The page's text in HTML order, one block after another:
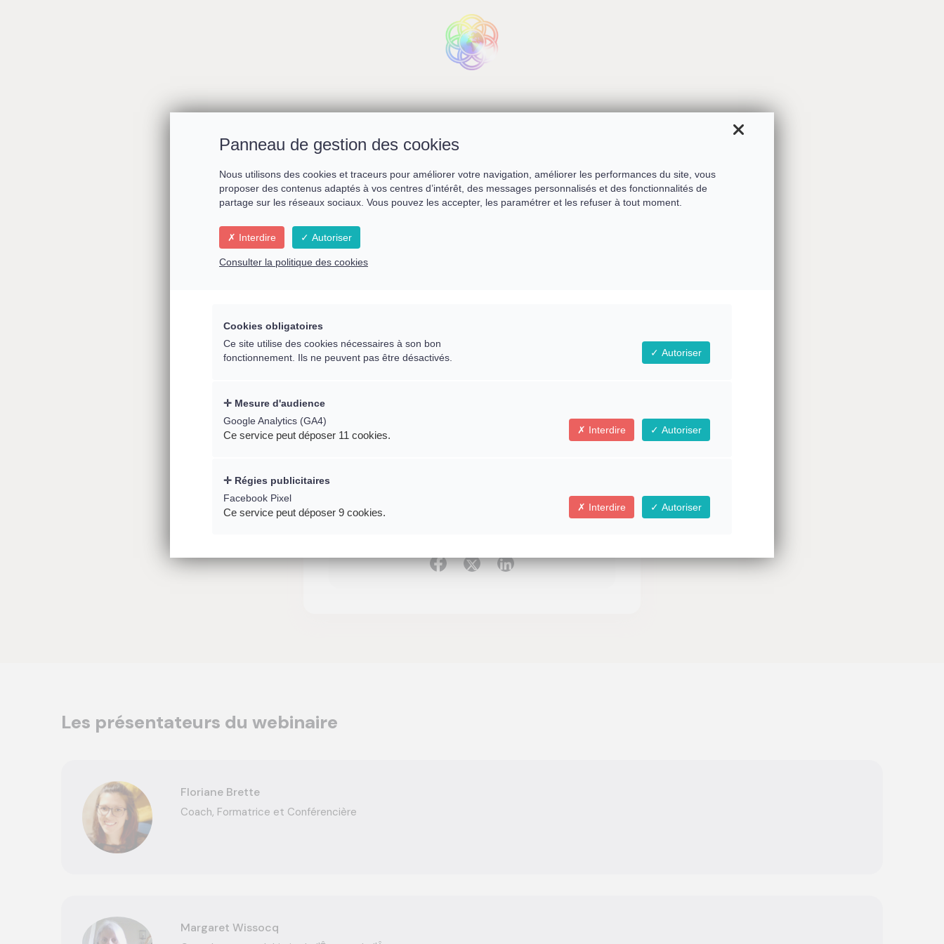
Comment surfer sur les nouvelles énergies de 2021
pour accéder au replay du webinaire
Email *
* Indique un champ obligatoire
Les présentateurs du webinaire
Floriane Brette
Coach, Formatrice et Conférencière
Margaret Wissocq
Panneau de gestion des cookies
Nous utilisons des cookies et traceurs pour améliorer votre navigation, améliorer les performances du site, vous
proposer des contenus adaptés à vos centres d’intérêt, des messages personnalisés et des fonctionnalités de
partage sur les réseaux sociaux. Vous pouvez les accepter, les paramétrer et les refuser à tout moment.
Interdire Autoriser
Consulter la politique des cookies
Cookies obligatoires
Ce site utilise des cookies nécessaires à son bon
fonctionnement. Ils ne peuvent pas être désactivés.
Autoriser
Mesure d'audience
Google Analytics (GA4)
Ce service peut déposer 11 cookies. Interdire Autoriser
Régies publicitaires
Facebook Pixel
Ce service peut déposer 9 cookies. Interdire Autoriser